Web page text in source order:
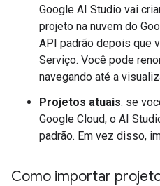
Google AI Studio vai
projeto na nuvem do
API padrão depois que
Serviço. Você pode
navegando até a
Projetos atuais: se
Google Cloud, o AI
padrão. Em vez disso,
Como importar